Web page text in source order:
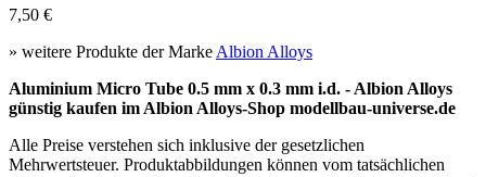
7,50 €
» weitere Produkte der Marke Albion Alloys
Aluminium Micro Tube 0.5 mm x 0.3 mm i.d. - Albion Alloys
günstig kaufen im Albion Alloys-Shop modellbau-universe.de
Alle Preise verstehen sich inklusive der gesetzlichen
Mehrwertsteuer. Produktabbildungen können vom tatsächlichen